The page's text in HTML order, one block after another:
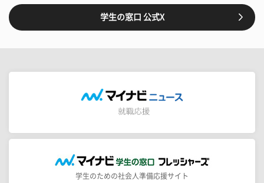
学生の窓口 公式X
学生のための社会人準備応援サイト